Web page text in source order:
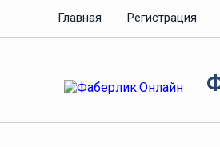
Главная Регистрация